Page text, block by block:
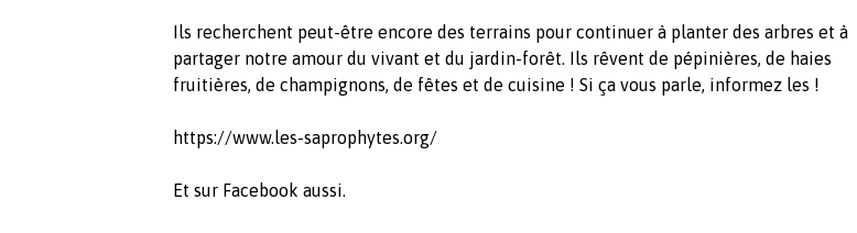
Ils recherchent peut-être encore des terrains pour continuer à planter des arbres et à
partager notre amour du vivant et du jardin-forêt. Ils rêvent de pépinières, de haies
fruitières, de champignons, de fêtes et de cuisine ! Si ça vous parle, informez les !
https://www.les-saprophytes.org/
Et sur Facebook aussi.